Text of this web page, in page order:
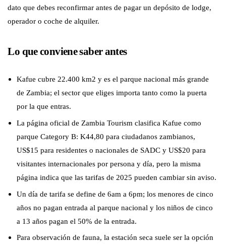
dato que debes reconfirmar antes de pagar un depósito de lodge,
operador o coche de alquiler.
Lo que conviene saber antes
Kafue cubre 22.400 km2 y es el parque nacional más grande
de Zambia; el sector que eliges importa tanto como la puerta
por la que entras.
La página oficial de Zambia Tourism clasifica Kafue como
parque Category B: K44,80 para ciudadanos zambianos,
US$15 para residentes o nacionales de SADC y US$20 para
visitantes internacionales por persona y día, pero la misma
página indica que las tarifas de 2025 pueden cambiar sin aviso.
Un día de tarifa se define de 6am a 6pm; los menores de cinco
años no pagan entrada al parque nacional y los niños de cinco
a 13 años pagan el 50% de la entrada.
Para observación de fauna, la estación seca suele ser la opción